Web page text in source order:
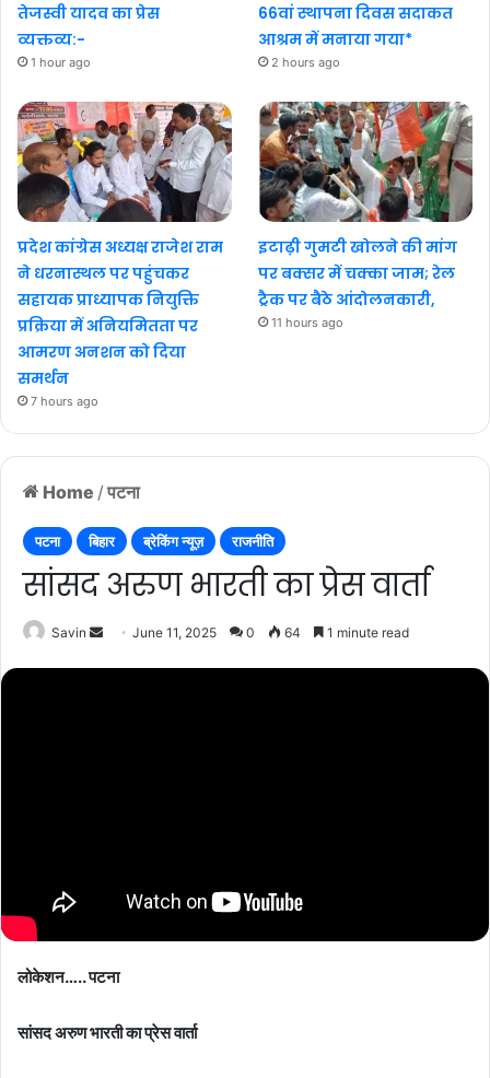
Home / पटना
पटना बिहार ब्रेकिंग न्यूज़ राजनीति
सांसद अरुण भारती का प्रेस वार्ता
Savin
Send June 11, 2025 0 64 1 minute read
लोकेशन….. पटना
सांसद अरुण भारती का प्रेस वार्ता
तेजस्वी यादव का प्रेस
व्यक्तव्य:-
1 hour ago
66वां स्थापना दिवस सदाकत
आश्रम में मनाया गया*
2 hours ago
प्रदेश कांग्रेस अध्यक्ष राजेश राम
ने धरनास्थल पर पहुंचकर
सहायक प्राध्यापक नियुक्ति
प्रक्रिया में अनियमितता पर
आमरण अनशन को दिया
समर्थन
7 hours ago
इटाढ़ी गुमटी खोलने की मांग
पर बक्सर में चक्का जाम; रेल
ट्रैक पर बैठे आंदोलनकारी,
11 hours ago